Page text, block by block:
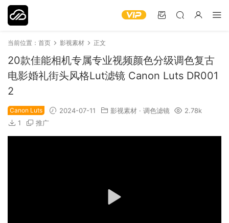
当前位置： 首页 影视素材 正文
20款佳能相机专属专业视频颜色分级调色复古
电影婚礼街头风格Lut滤镜 Canon Luts DR001
2
Canon Luts 2024-07-11 影视素材 · 调色滤镜
2.78k
1
推广